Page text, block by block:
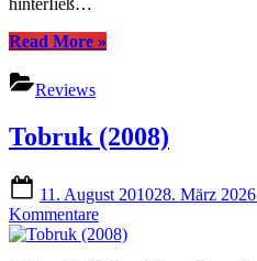
hinterIieß…
Read More“Zombies”
»
Reviews
Tobruk (2008)
on
11. August 201028. März 2026
Kommentarezu
Tobruk